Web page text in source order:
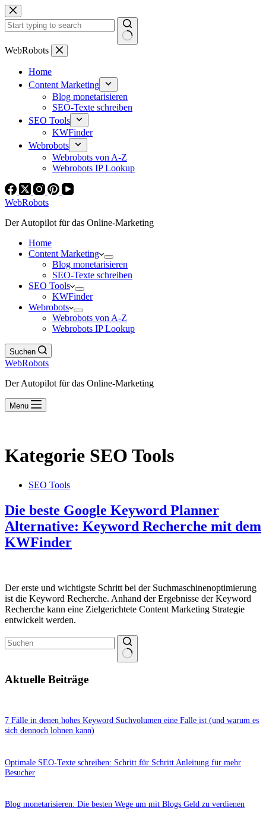
Zum
Inhalt
springen
Keine
WebRobots
Home
Content Marketing
Blog monetarisieren
SEO-Texte schreiben
SEO Tools
KWFinder
Webrobots
Webrobots von A-Z
Webrobots IP Lookup
WebRobots
Der Autopilot für das Online-Marketing
Home
Content Marketing
Blog monetarisieren
SEO-Texte schreiben
SEO Tools
KWFinder
Webrobots
Webrobots von A-Z
Webrobots IP Lookup
Suchen
WebRobots
Der Autopilot für das Online-Marketing
Menu
Kategorie SEO Tools
SEO Tools
Die beste Google Keyword Planner
Alternative: Keyword Recherche mit dem
KWFinder
Der erste und wichtigste Schritt bei der Suchmaschinenoptimierung
ist die Keyword Recherche. Anhand der Ergebnisse der Keyword
Recherche kann eine Zielgerichtete Content Marketing Strategie
entwickelt werden.
Ergebnisse
Aktuelle Beiträge
7 Fälle in denen hohes Keyword Suchvolumen eine Falle ist (und warum es
sich dennoch lohnen kann)
Optimale SEO-Texte schreiben: Schritt für Schritt Anleitung für mehr
Besucher
Blog monetarisieren: Die besten Wege um mit Blogs Geld zu verdienen